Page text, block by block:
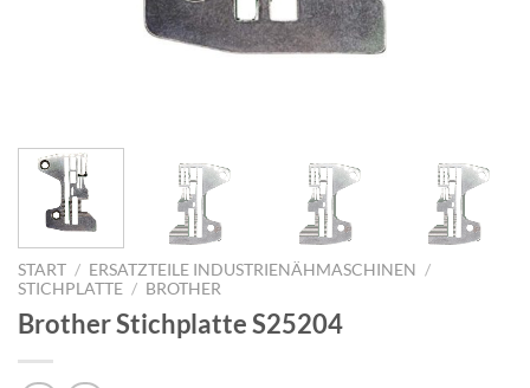
START / ERSATZTEILE INDUSTRIENÄHMASCHINEN /
STICHPLATTE / BROTHER
Brother Stichplatte S25204